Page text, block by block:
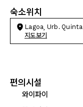
숙소위치
Lagoa, Urb.
지도보기
편의시설
와이파이